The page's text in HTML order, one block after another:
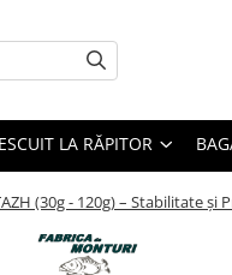
LA RĂPITOR
(30g - 120g) – Stabilitate și